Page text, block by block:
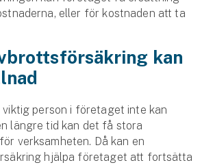
eller för kostnaden att ta
kan
viktig person i företaget inte kan
längre tid kan det få stora
verksamheten. Då kan en
hjälpa företaget att fortsätta